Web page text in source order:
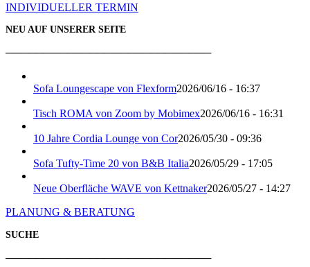
INDIVIDUELLER TERMIN
NEU AUF UNSERER SEITE
───────────────────────────
Sofa Loungescape von Flexform2026/06/16 - 16:37
Tisch ROMA von Zoom by Mobimex2026/06/16 - 16:31
10 Jahre Cordia Lounge von Cor2026/05/30 - 09:36
Sofa Tufty-Time 20 von B&B Italia2026/05/29 - 17:05
Neue Oberfläche WAVE von Kettnaker2026/05/27 - 14:27
PLANUNG & BERATUNG
SUCHE
───────────────────────────